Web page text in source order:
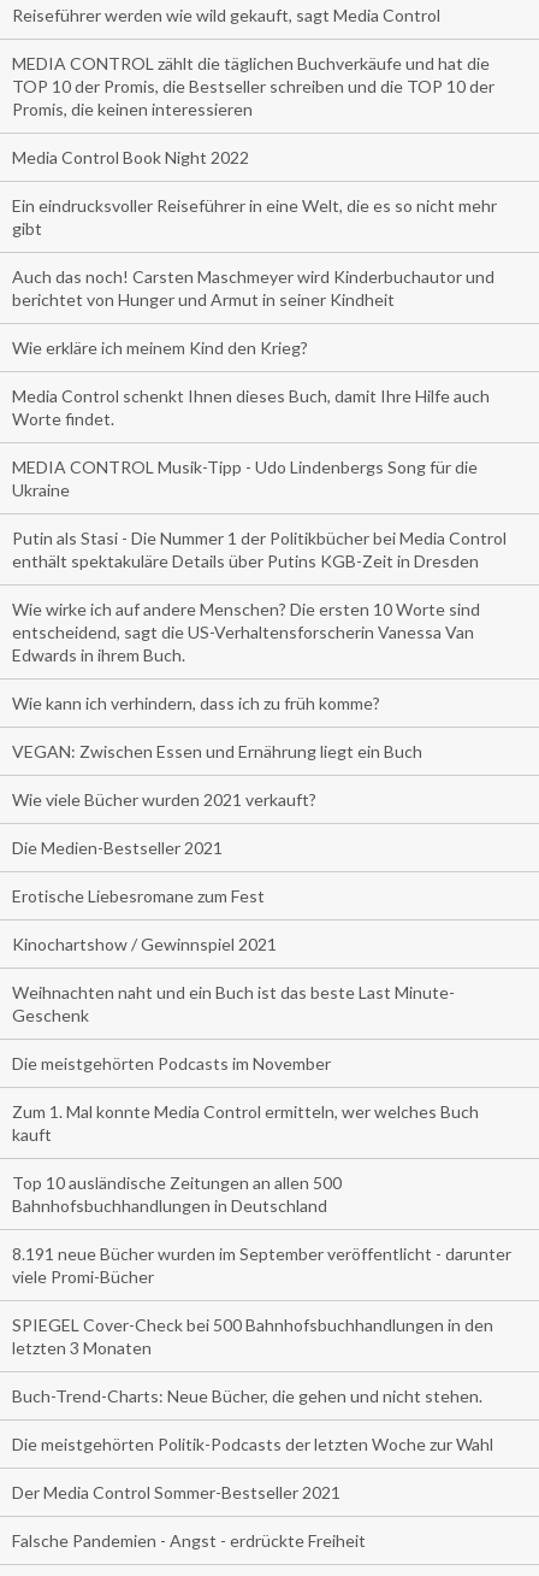
Reiseführer werden wie wild gekauft, sagt Media Control
MEDIA CONTROL zählt die täglichen Buchverkäufe und hat die
TOP 10 der Promis, die Bestseller schreiben und die TOP 10 der
Promis, die keinen interessieren
Media Control Book Night 2022
Ein eindrucksvoller Reiseführer in eine Welt, die es so nicht mehr
gibt
Auch das noch! Carsten Maschmeyer wird Kinderbuchautor und
berichtet von Hunger und Armut in seiner Kindheit
Wie erkläre ich meinem Kind den Krieg?
Media Control schenkt Ihnen dieses Buch, damit Ihre Hilfe auch
Worte findet.
MEDIA CONTROL Musik-Tipp - Udo Lindenbergs Song für die
Ukraine
Putin als Stasi - Die Nummer 1 der Politikbücher bei Media Control
enthält spektakuläre Details über Putins KGB-Zeit in Dresden
Wie wirke ich auf andere Menschen? Die ersten 10 Worte sind
entscheidend, sagt die US-Verhaltensforscherin Vanessa Van
Edwards in ihrem Buch.
Wie kann ich verhindern, dass ich zu früh komme?
VEGAN: Zwischen Essen und Ernährung liegt ein Buch
Wie viele Bücher wurden 2021 verkauft?
Die Medien-Bestseller 2021
Erotische Liebesromane zum Fest
Kinochartshow / Gewinnspiel 2021
Weihnachten naht und ein Buch ist das beste Last Minute-
Geschenk
Die meistgehörten Podcasts im November
Zum 1. Mal konnte Media Control ermitteln, wer welches Buch
kauft
Top 10 ausländische Zeitungen an allen 500
Bahnhofsbuchhandlungen in Deutschland
8.191 neue Bücher wurden im September veröffentlicht - darunter
viele Promi-Bücher
SPIEGEL Cover-Check bei 500 Bahnhofsbuchhandlungen in den
letzten 3 Monaten
Buch-Trend-Charts: Neue Bücher, die gehen und nicht stehen.
Die meistgehörten Politik-Podcasts der letzten Woche zur Wahl
Der Media Control Sommer-Bestseller 2021
Falsche Pandemien - Angst - erdrückte Freiheit